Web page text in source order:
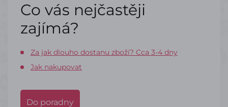
Co vás nejčastěji
zajímá?
Za jak dlouho dostanu zboží? Cca 3-4 dny
Jak nakupovat
Do poradny